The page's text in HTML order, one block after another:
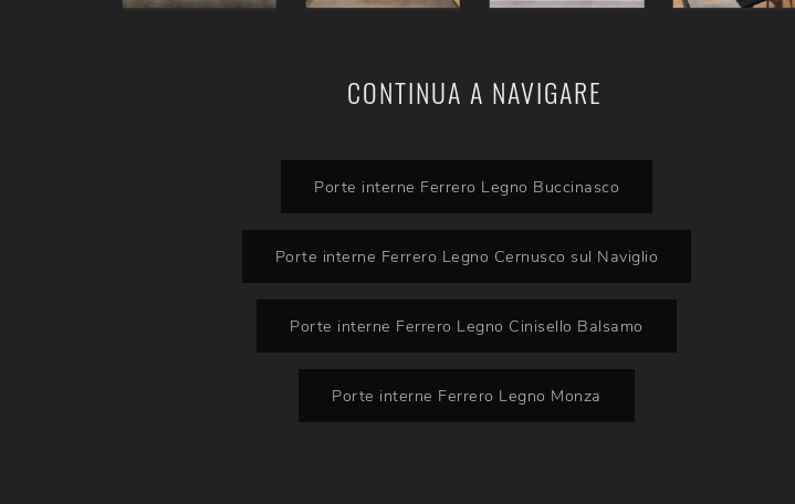
CONTINUA A NAVIGARE
Porte interne Ferrero Legno Buccinasco
Porte interne Ferrero Legno Cernusco sul Naviglio
Porte interne Ferrero Legno Cinisello Balsamo
Porte interne Ferrero Legno Monza